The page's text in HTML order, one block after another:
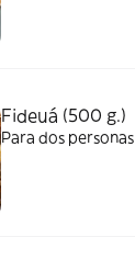
Fideuá (500 g.)
Para dos personas